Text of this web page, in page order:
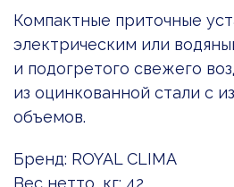
Компактные приточные
электрическим или
и подогретого свежего
из оцинкованной стали с
объемов.
Бренд: ROYAL CLIMA
Вес нетто, кг: 42